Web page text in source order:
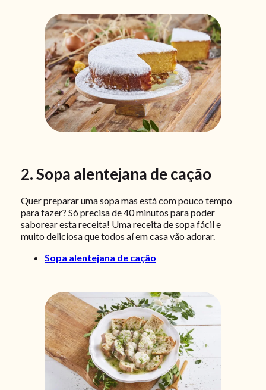
2. Sopa alentejana de cação
Quer preparar uma sopa mas está com pouco tempo
para fazer? Só precisa de 40 minutos para poder
saborear esta receita! Uma receita de sopa fácil e
muito deliciosa que todos aí em casa vão adorar.
Sopa alentejana de cação